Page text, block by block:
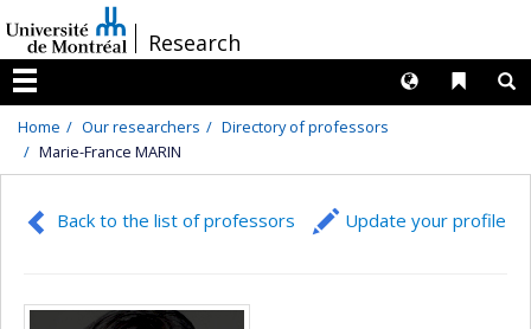
au
contenu
/Research
Menu
Liens
Langues
Home Our researchers
Directory of professors
Marie-France MARIN
Back to the list of professors Update your profile